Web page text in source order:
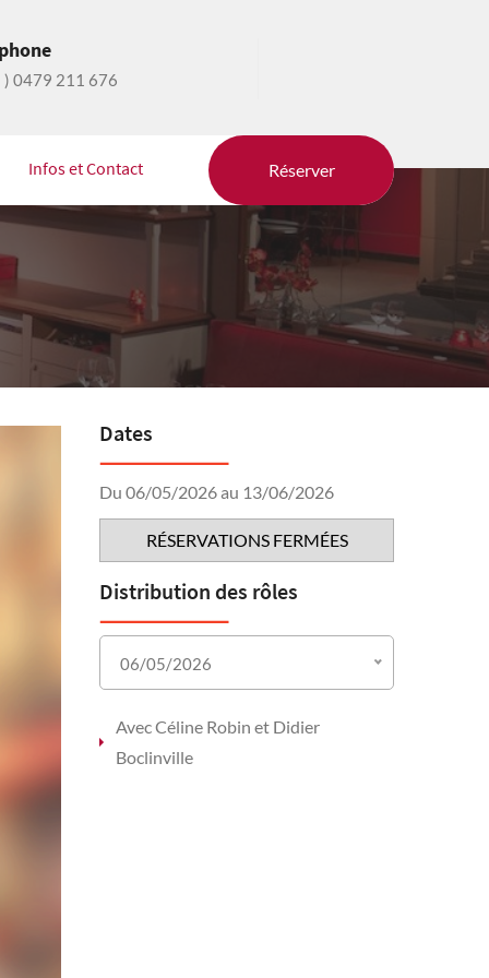
) 0479 211 676
Infos et Contact Réserver
Dates
Du 06/05/2026 au 13/06/2026
RÉSERVATIONS FERMÉES
Distribution des rôles
06/05/2026
Avec Céline Robin et Didier
Boclinville